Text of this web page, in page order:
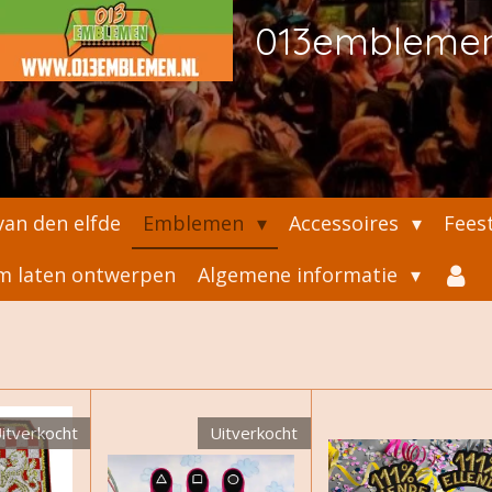
den elfde Emblemen Accessoires
laten ontwerpen
Algemene informatie
Uitverkocht